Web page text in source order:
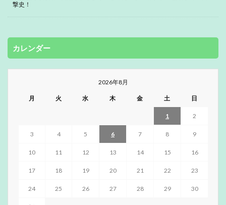
撃史！
カレンダー
2026年8月
月 火 水 木 金 土 日
1 2
3 4 5 6 7 8 9
10 11 12 13 14 15 16
17 18 19 20 21 22 23
24 25 26 27 28 29 30